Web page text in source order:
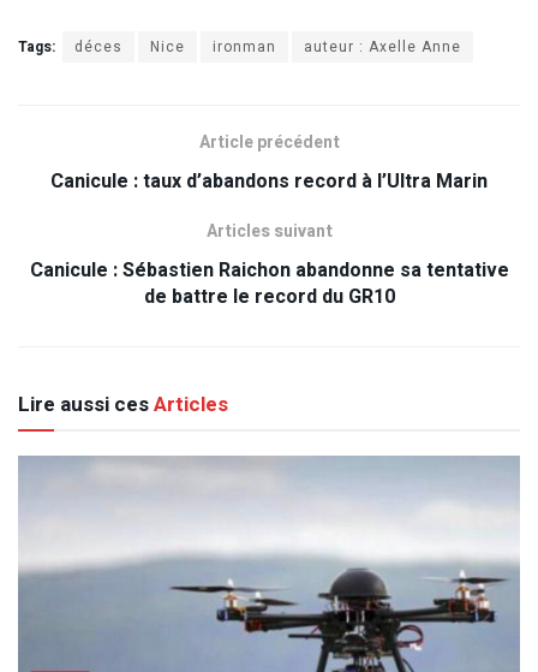
Tags: déces Nice ironman auteur : Axelle Anne
Article précédent
Canicule : taux d’abandons record à l’Ultra Marin
Articles suivant
Canicule : Sébastien Raichon abandonne sa tentative
de battre le record du GR10
Lire aussi cesArticles